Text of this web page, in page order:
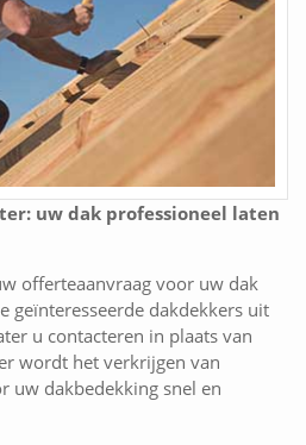
uw dak professioneel laten
offerteaanvraag voor uw dak
geïnteresseerde dakdekkers uit
u contacteren in plaats van
wordt het verkrijgen van
uw dakbedekking snel en